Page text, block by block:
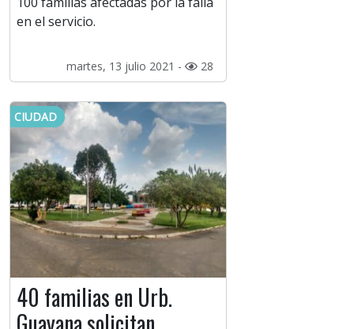
en el servicio.
martes, 13 julio 2021 - 28
CIUDAD
40 familias en Urb.